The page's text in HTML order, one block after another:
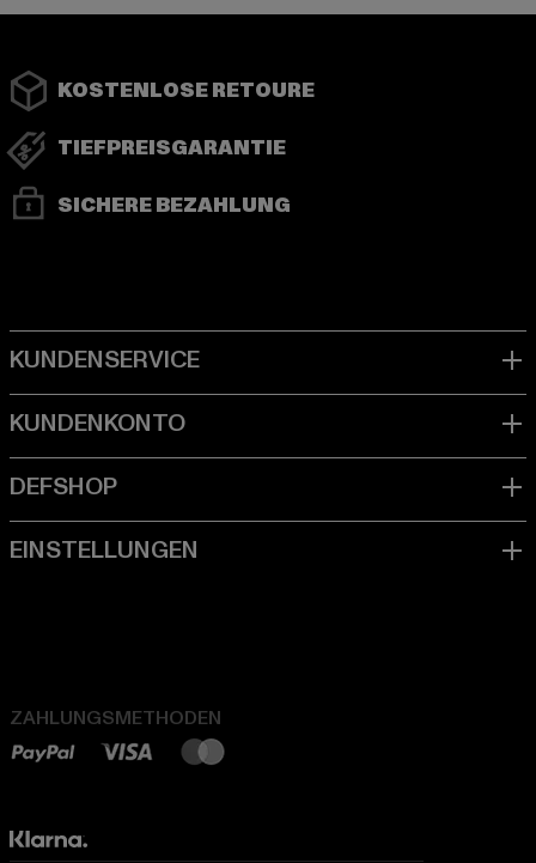
KOSTENLOSE RETOURE
TIEFPREISGARANTIE
SICHERE BEZAHLUNG
ZAHLUNGSMETHODEN